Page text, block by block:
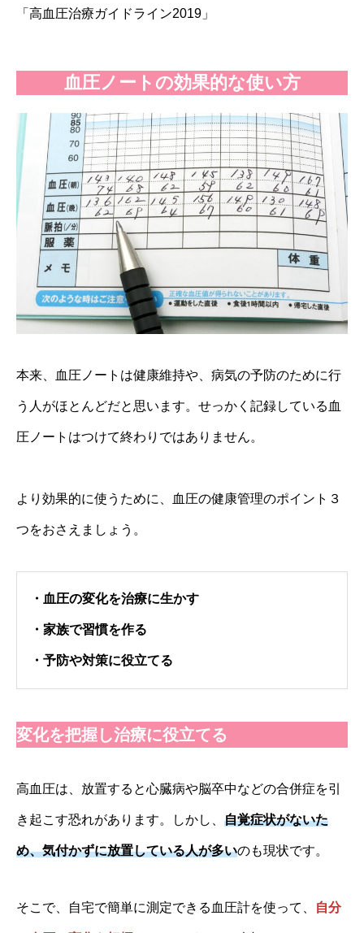
「高血圧治療ガイドライン2019」
血圧ノートの効果的な使い方
本来、血圧ノートは健康維持や、病気の予防のために行
う人がほとんどだと思います。せっかく記録している血
圧ノートはつけて終わりではありません。
より効果的に使うために、血圧の健康管理のポイント３
つをおさえましょう。
・血圧の変化を治療に生かす
・家族で習慣を作る
・予防や対策に役立てる
変化を把握し治療に役立てる
高血圧は、放置すると心臓病や脳卒中などの合併症を引
き起こす恐れがあります。しかし、 自覚症状がないた
め、気付かずに放置している人が多いのも現状です。
そこで、自宅で簡単に測定できる血圧計を使って、 自分